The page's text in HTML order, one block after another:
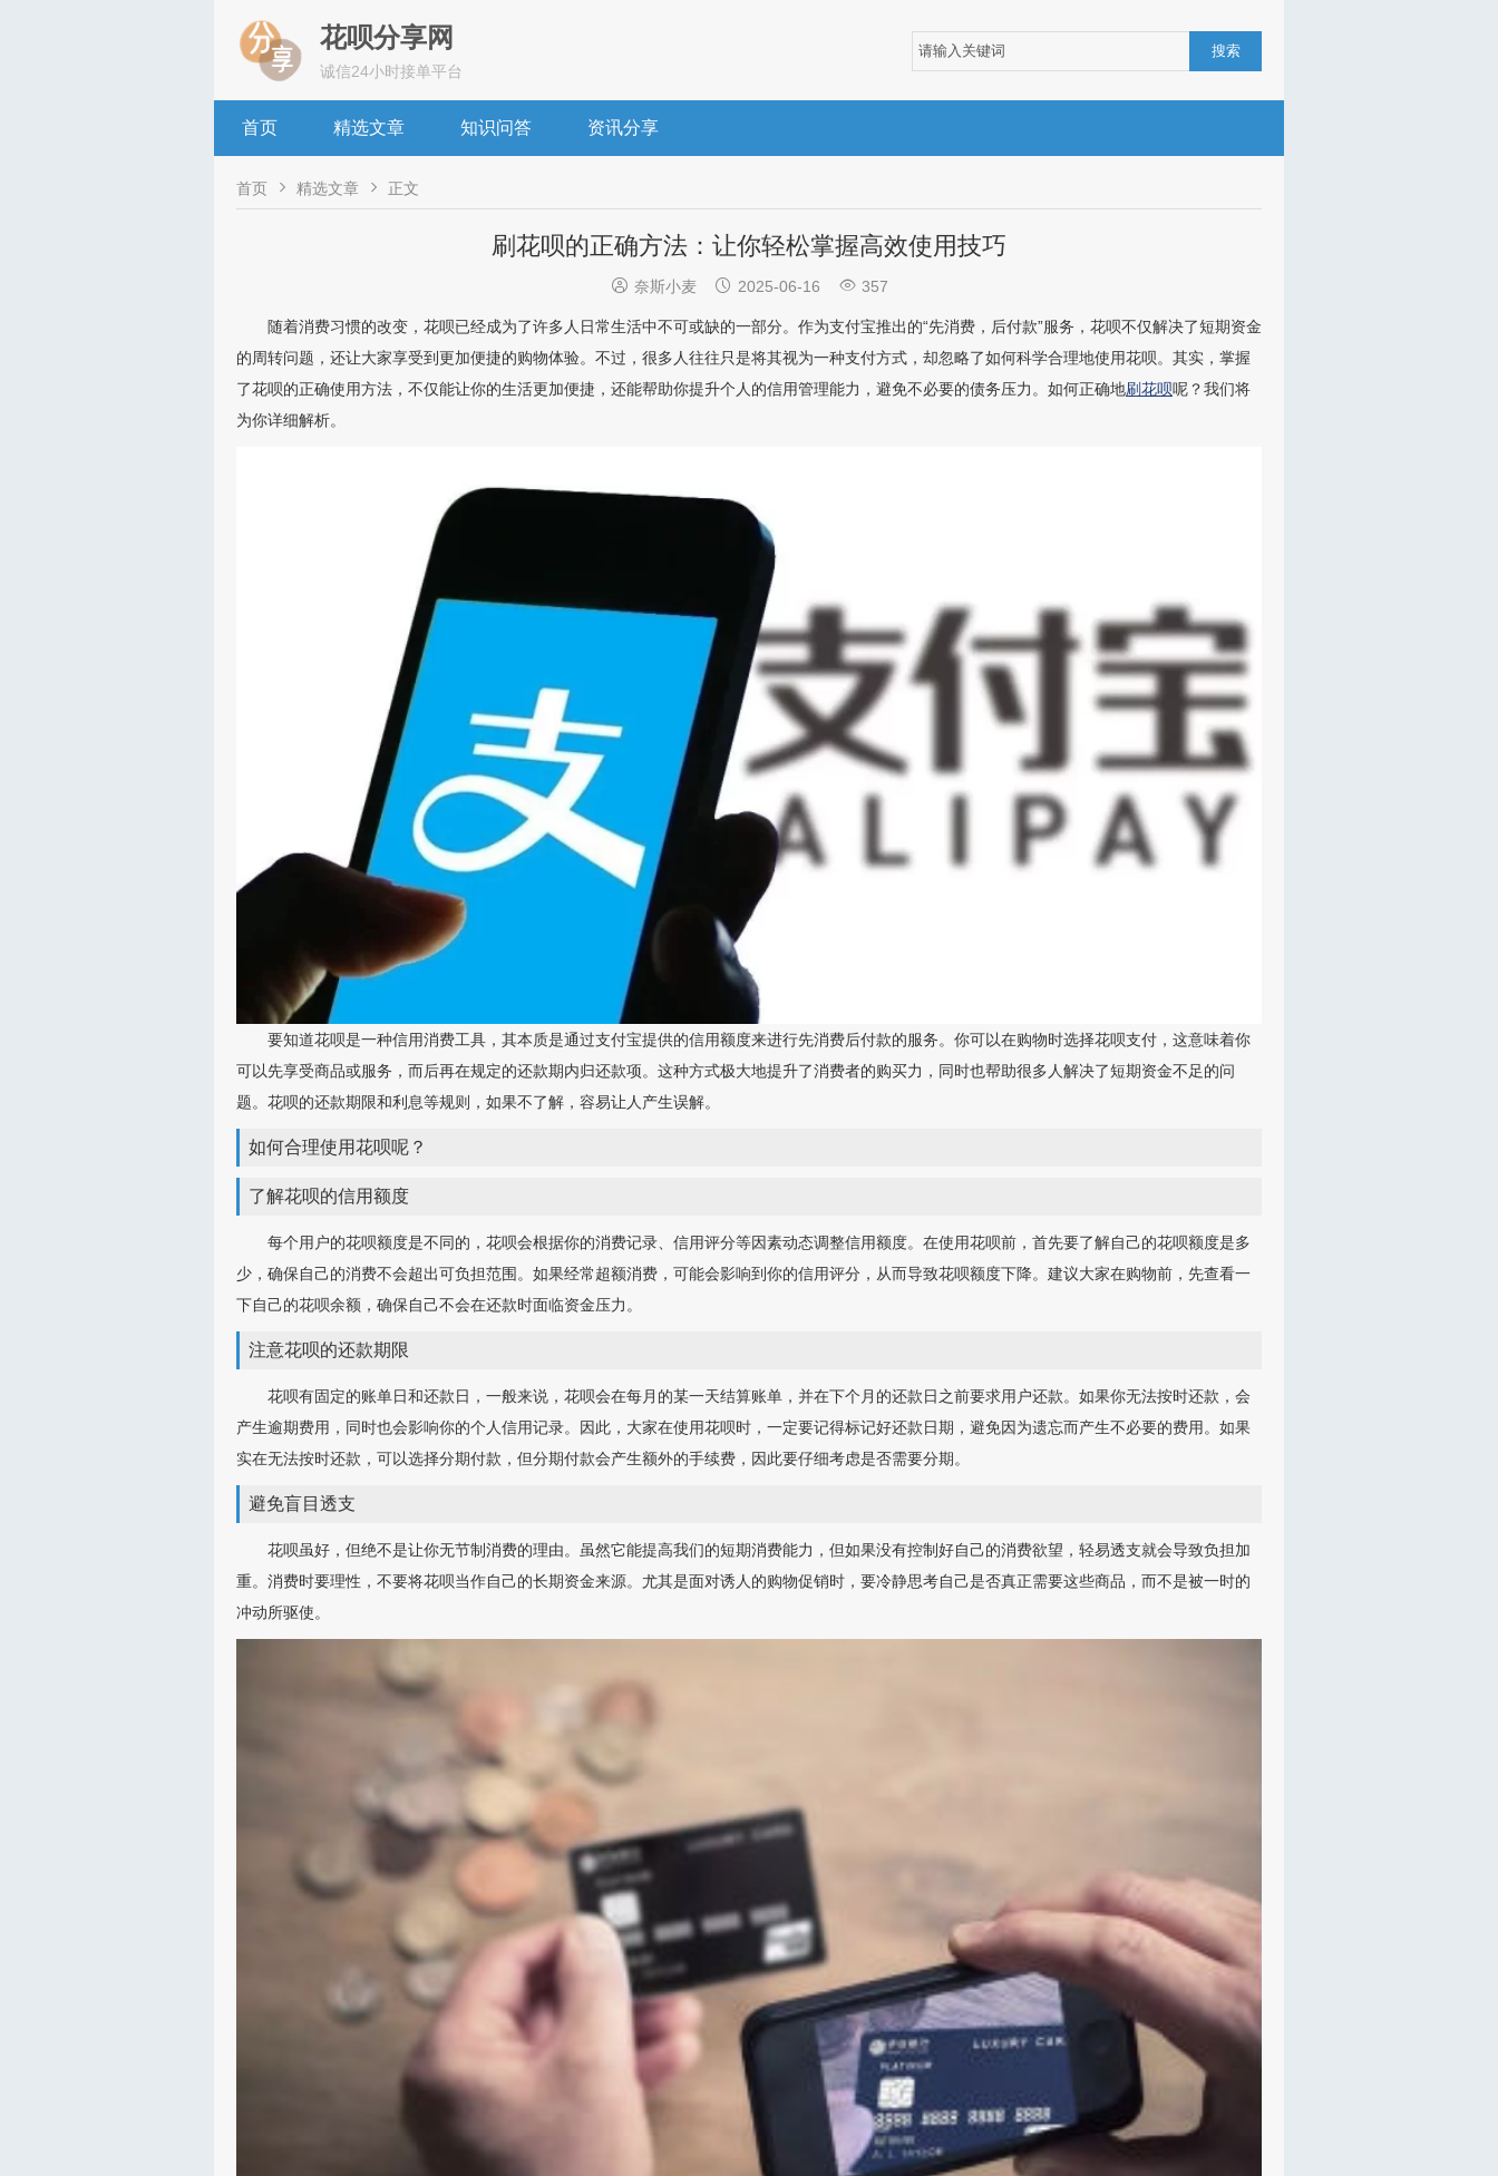
搜索
花呗分享网
诚信24小时接单平台
首页 精选文章 知识问答 资讯分享
首页  精选文章  正文
刷花呗的正确方法：让你轻松掌握高效使用技巧
 奈斯小麦  2025-06-16  357
随着消费习惯的改变，花呗已经成为了许多人日常生活中不可或缺的一部分。作为支付宝推出的“先消费，后付款”服务，花呗不仅解决了短期资金
的周转问题，还让大家享受到更加便捷的购物体验。不过，很多人往往只是将其视为一种支付方式，却忽略了如何科学合理地使用花呗。其实，掌握
了花呗的正确使用方法，不仅能让你的生活更加便捷，还能帮助你提升个人的信用管理能力，避免不必要的债务压力。如何正确地刷花呗呢？我们将
为你详细解析。
要知道花呗是一种信用消费工具，其本质是通过支付宝提供的信用额度来进行先消费后付款的服务。你可以在购物时选择花呗支付，这意味着你
可以先享受商品或服务，而后再在规定的还款期内归还款项。这种方式极大地提升了消费者的购买力，同时也帮助很多人解决了短期资金不足的问
题。花呗的还款期限和利息等规则，如果不了解，容易让人产生误解。
如何合理使用花呗呢？
了解花呗的信用额度
每个用户的花呗额度是不同的，花呗会根据你的消费记录、信用评分等因素动态调整信用额度。在使用花呗前，首先要了解自己的花呗额度是多
少，确保自己的消费不会超出可负担范围。如果经常超额消费，可能会影响到你的信用评分，从而导致花呗额度下降。建议大家在购物前，先查看一
下自己的花呗余额，确保自己不会在还款时面临资金压力。
注意花呗的还款期限
花呗有固定的账单日和还款日，一般来说，花呗会在每月的某一天结算账单，并在下个月的还款日之前要求用户还款。如果你无法按时还款，会
产生逾期费用，同时也会影响你的个人信用记录。因此，大家在使用花呗时，一定要记得标记好还款日期，避免因为遗忘而产生不必要的费用。如果
实在无法按时还款，可以选择分期付款，但分期付款会产生额外的手续费，因此要仔细考虑是否需要分期。
避免盲目透支
花呗虽好，但绝不是让你无节制消费的理由。虽然它能提高我们的短期消费能力，但如果没有控制好自己的消费欲望，轻易透支就会导致负担加
重。消费时要理性，不要将花呗当作自己的长期资金来源。尤其是面对诱人的购物促销时，要冷静思考自己是否真正需要这些商品，而不是被一时的
冲动所驱使。